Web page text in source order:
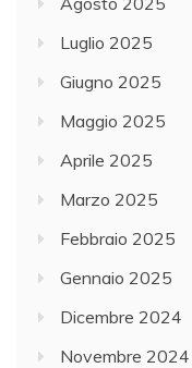
Luglio 2025
Giugno 2025
Maggio 2025
Aprile 2025
Marzo 2025
Febbraio 2025
Gennaio 2025
Dicembre 2024
Novembre 2024